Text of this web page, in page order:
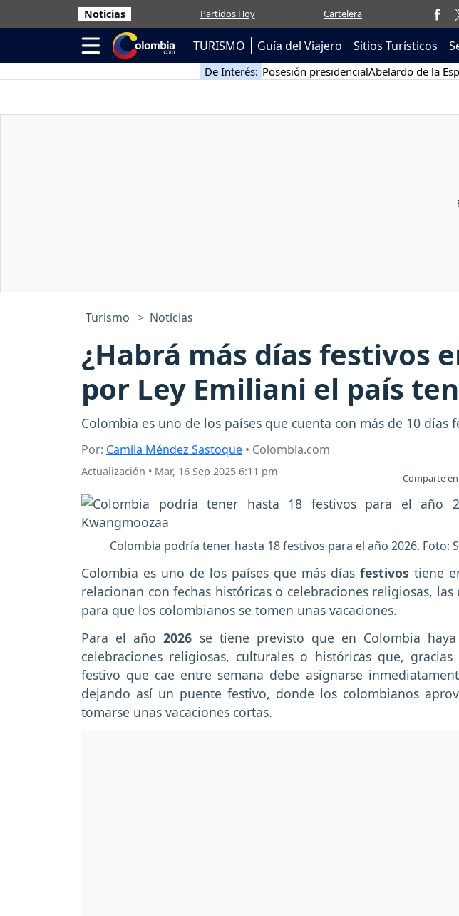
Noticias Partidos Hoy Cartelera
TURISMO Guía del Viajero Sitios Turísticos
De Interés: Posesión presidencialAbelardo de la
Turismo Noticias
¿Habrá más días festivos
por Ley Emiliani el país
Colombia es uno de los países que cuenta con más de 10
Por: Camila Méndez Sastoque • Colombia.com
Actualización • Mar, 16 Sep 2025 6:11 pm Comparte
Colombia podría tener hasta 18 festivos para el año 2026. Foto:
Colombia es uno de los países que más días festivos tiene
relacionan con fechas históricas o celebraciones religiosas, las
para que los colombianos se tomen unas vacaciones.
Para el año2026 se tiene previsto que en Colombia haya
celebraciones religiosas, culturales o históricas que,
festivo que cae entre semana debe asignarse
dejando así un puente festivo, donde los colombianos
tomarse unas vacaciones cortas.